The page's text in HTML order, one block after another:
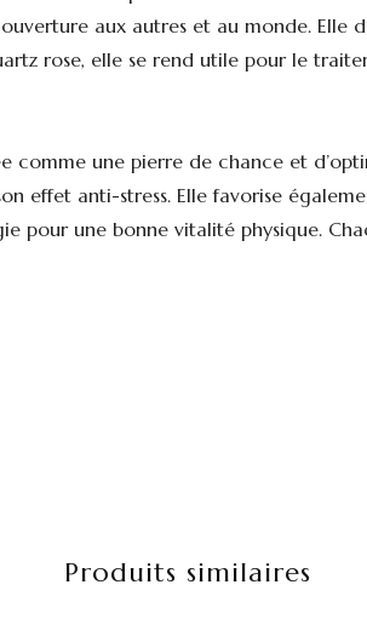
aux autres et au monde. Elle
rose, elle se rend utile pour le
comme une pierre de chance et
effet anti-stress. Elle favorise
pour une bonne vitalité physique.
Produits similaires